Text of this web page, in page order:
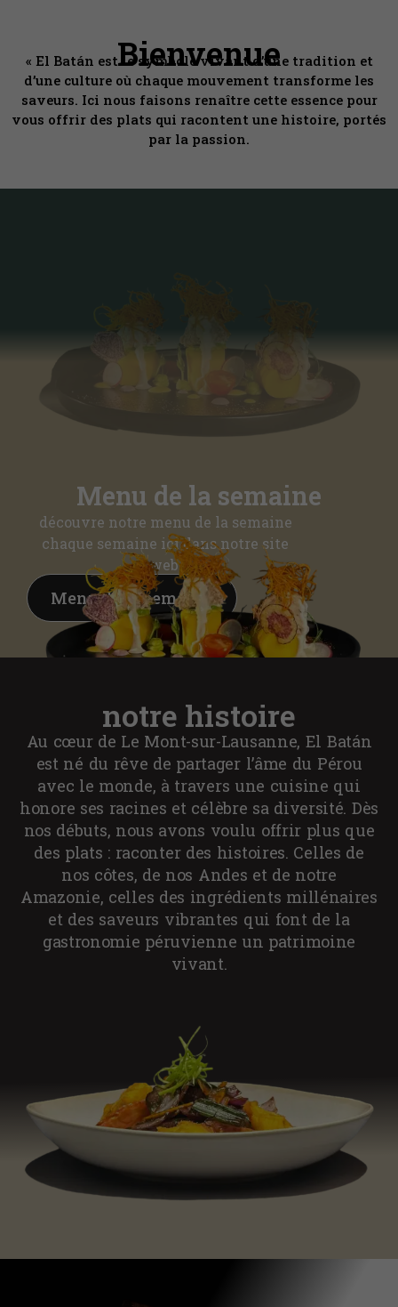
Bienvenue
« El Batán est le symbole vivant d’une tradition et
d’une culture où chaque mouvement transforme les
saveurs. Ici nous faisons renaître cette essence pour
vous offrir des plats qui racontent une histoire, portés
par la passion.
Menu de la semaine
découvre notre menu de la semaine
chaque semaine ici dans notre site
web.
Menu de la semaine
notre histoire
Au cœur de Le Mont-sur-Lausanne, El Batán
est né du rêve de partager l’âme du Pérou
avec le monde, à travers une cuisine qui
honore ses racines et célèbre sa diversité. Dès
nos débuts, nous avons voulu offrir plus que
des plats : raconter des histoires. Celles de
nos côtes, de nos Andes et de notre
Amazonie, celles des ingrédients millénaires
et des saveurs vibrantes qui font de la
gastronomie péruvienne un patrimoine
vivant.